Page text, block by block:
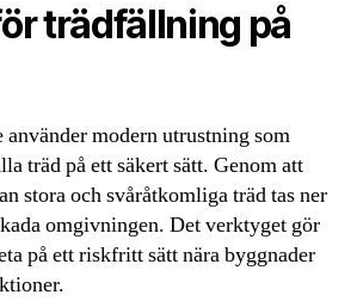
trädfällning på
modern utrustning som
träd på ett säkert sätt. Genom att
stora och svåråtkomliga träd tas ner
omgivningen. Det verktyget gör
på ett riskfritt sätt nära byggnader